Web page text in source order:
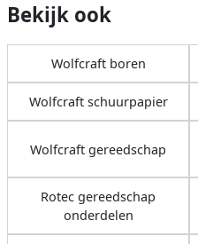
Bekijk ook
Wolfcraft boren
Wolfcraft schuurpapier
Wolfcraft gereedschap
Rotec gereedschap
onderdelen